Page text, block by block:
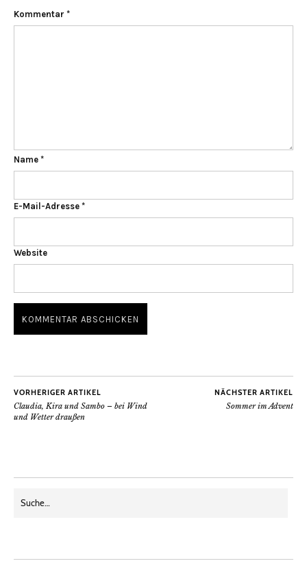
Kommentar *
Name *
E-Mail-Adresse *
Website
VORHERIGER ARTIKEL
Claudia, Kira und Sambo – bei Wind
und Wetter draußen
NÄCHSTER ARTIKEL
Sommer im Advent